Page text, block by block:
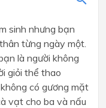
sinh nhưng bạn
từng ngày một.
là người không
giỏi thể thao
có gương mặt
vạt cho ba và nấu